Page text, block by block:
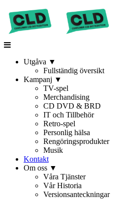
Utgåva ▼
Fullständig översikt
Kampanj ▼
TV-spel
Merchandising
CD DVD & BRD
IT och Tillbehör
Retro-spel
Personlig hälsa
Rengöringsprodukter
Musik
Kontakt
Om oss ▼
Våra Tjänster
Vår Historia
Versionsanteckningar